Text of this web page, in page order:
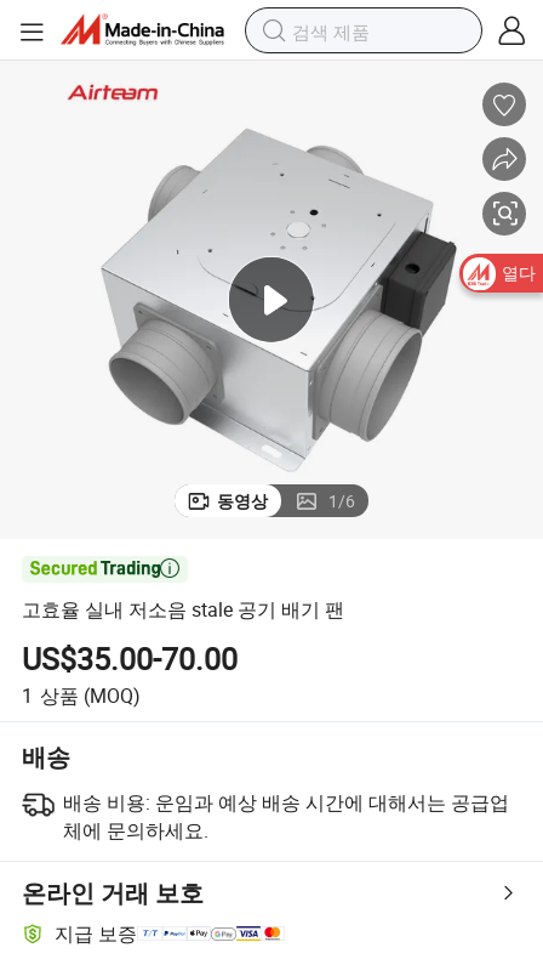
동영상 1/6

고효율 실내 저소음 stale 공기 배기 팬
US$35.00-70.00
1 상품 (MOQ)
배송
배송 비용: 운임과 예상 배송 시간에 대해서는 공급업
체에 문의하세요.
온라인 거래 보호
지급 보증
열다